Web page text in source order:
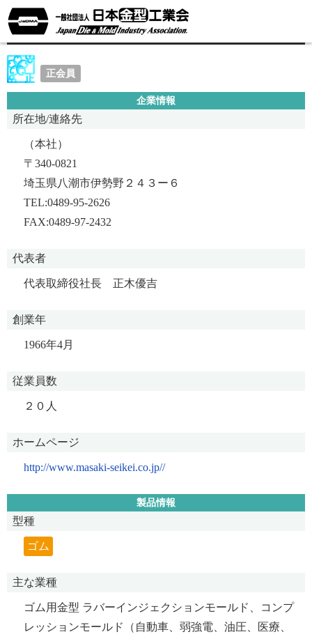
株式会社正木製型
正会員
企業情報
所在地/連絡先
（本社）
〒340-0821
埼玉県八潮市伊勢野２４３ー６
TEL:0489-95-2626
FAX:0489-97-2432
代表者
代表取締役社長 正木優吉
創業年
1966年4月
従業員数
２０人
ホームページ
http://www.masaki-seikei.co.jp//
製品情報
型種
ゴム
主な業種
ゴム用金型 ラバーインジェクションモールド、コンプ
レッションモールド（自動車、弱強電、油圧、医療、